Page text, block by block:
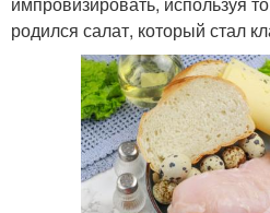
родился салат, который стал